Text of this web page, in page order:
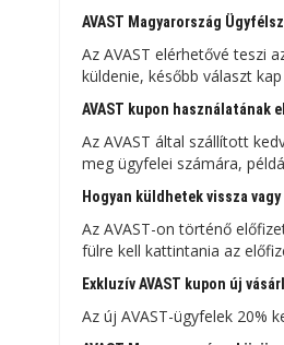
AVAST Magyarország
Az AVAST elérhetővé teszi
küldenie, később választ
AVAST kupon használatának
Az AVAST által szállított
meg ügyfelei számára,
Hogyan küldhetek vissza
Az AVAST-on történő
fülre kell kattintania az
Exkluzív AVAST kupon új
Az új AVAST-ügyfelek 20%